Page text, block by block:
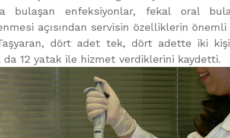
bulaşan enfeksiyonlar, fekal oral
açısından servisin özelliklerin
dört adet tek, dört adette iki
12 yatak ile hizmet verdiklerini kaydetti.